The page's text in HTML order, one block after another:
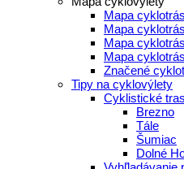
Mapa
Mapa
Mapa
Mapa
Značené
Tipy na cyklovýlety
Cyklistické
Brezno
Tále
Šumiac
Dolné